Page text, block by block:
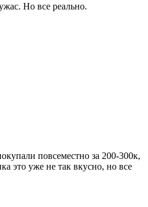
Но все реально.
повсеместно за 200-300к,
это уже не так вкусно, но все